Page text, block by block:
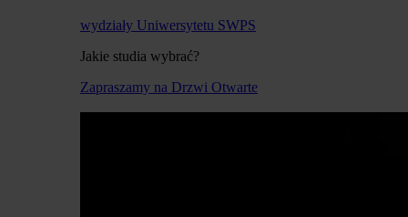
wydziały Uniwersytetu SWPS
Jakie studia wybrać?
Zapraszamy na Drzwi Otwarte